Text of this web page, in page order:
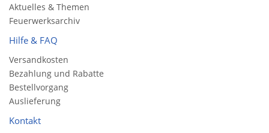
Aktuelles & Themen
Feuerwerksarchiv
Hilfe & FAQ
Versandkosten
Bezahlung und Rabatte
Bestellvorgang
Auslieferung
Kontakt